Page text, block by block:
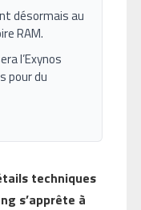
désormais au
RAM.
l’Exynos
pour du
techniques
s’apprête à